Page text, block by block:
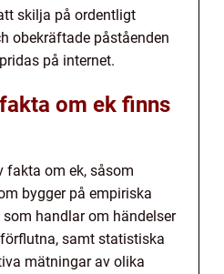
skilja på ordentligt
obekräftade påståenden
på internet.
om ek finns
fakta om ek, såsom
bygger på empiriska
handlar om händelser
samt statistiska
mätningar av olika